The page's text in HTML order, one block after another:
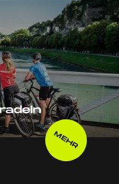
MEHR